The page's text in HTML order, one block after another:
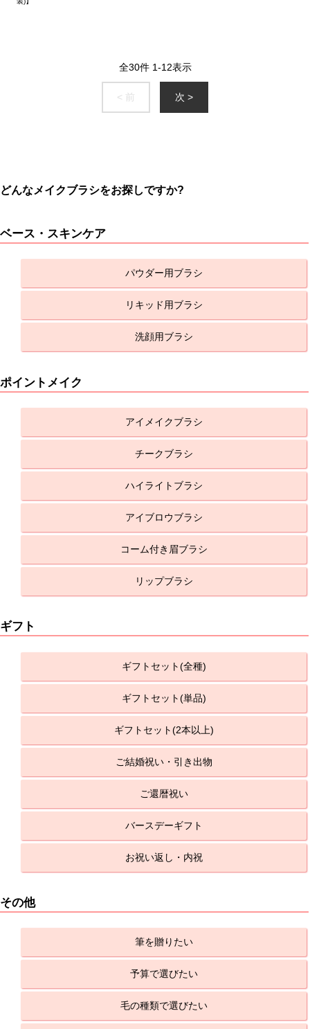
全30件 1-12表示
< 前 次 >
どんなメイクブラシをお探しですか?
ベース・スキンケア
パウダー用ブラシ
リキッド用ブラシ
洗顔用ブラシ
ポイントメイク
アイメイクブラシ
チークブラシ
ハイライトブラシ
アイブロウブラシ
コーム付き眉ブラシ
リップブラシ
ギフト
ギフトセット(全種)
ギフトセット(単品)
ギフトセット(2本以上)
ご結婚祝い・引き出物
ご還暦祝い
バースデーギフト
お祝い返し・内祝
その他
筆を贈りたい
予算で選びたい
毛の種類で選びたい